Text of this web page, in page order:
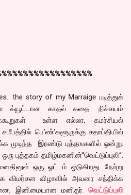
the story of my Marraige படித்துக்
க்யூட்டான காதல் கதை. நிச்சயம்
உள்ள எல்லா, கமர்சியல்
சமீபத்தில் பெ’ண்’களூருக்கு சதாப்தியில்
முடிந்த இரண்டு புத்தஙகளில் ஒன்று.
புத்தகம் தமிழ்மகனின்”வெட்டுப்புலி”.
ஒரு ஓட்டம் ஓடுகிறது. நேற்று
விமர்சன விழாவில் அவரை சந்திக்க
இனிமையான மனிதர். வெட்டுப்புலி